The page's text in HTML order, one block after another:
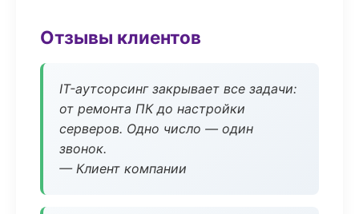
Отзывы клиентов
IT-аутсорсинг закрывает все задачи:
от ремонта ПК до настройки
серверов. Одно число — один
звонок.
— Клиент компании